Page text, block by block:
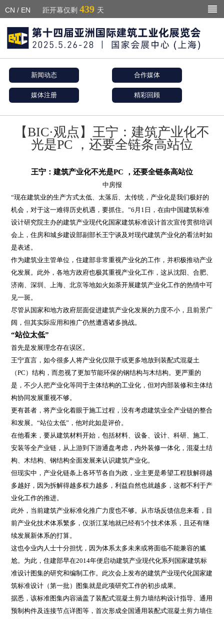
CN / EN 距开幕仅剩 439 天
新闻动态 合作媒体
媒体注册 精彩回顾
【BIC·观点】王宁：建筑产业化不
光是PC ，还要全链条高站位
王宁：建筑产业化不光是PC ，还要全链条高站位
中房报
“现在建筑业的生产方式太低、太落后、太传统，产业化是我们极好的
机会，对于这一难得历史机遇，要抓住。”6月1日，在由中国建筑标准
设计研究院主办的建筑产业现代化国家建筑标准设计首次宣传贯彻培训
会上，住房和城乡建设部副部长王宁谈及对现代建筑产业化的看法时如
是表述。
作为建筑业主管单位，住建部非常重视产业化的工作，并积极推动产业
化发展。此外，各地方政府也极其重视产业化工作，这从沈阳、合肥、
济南、深圳、上海、北京等地如火如荼开展建筑产业化工作的热情中可
见一斑。
尽管从国家和地方政府层面促进建筑产业化发展的力度不小，且前景广
阔，但其实际应用和推广仍然遭遇诸多挑战。
“站位太低”
首先是发展理念存在误区。
王宁直言，如今很多人将产业化仅限于或更多地放到装配式混凝土
（PC）结构，而忽视了更加节能环保的钢结构与木结构。更严重的
是，不少人把产业化等同于主体结构的工业化，但对内部装修和主体结
构协同发展重视不够。
更有甚者，将产业化着眼于施工过程，没有考虑建筑业全产业链的整合
和发展。“站位太低”，他对此如是评价。
在他看来，要从建筑材料开始，包括材料、设备、设计、科研、施工、
安装等全产业链，从上游到下游通盘考虑，内外装修一体化，混凝土结
构、木结构、钢结构全面发展来认识建筑产业化。
但现实中，产业化链条上各环节各自为政，业主更是希望工程肢解得越
多越好，因为拆解得越多权力越多，利益自然也就越多，这都不利于产
业化工作的推进。
此外，当前建筑产业标准化推广力度也不够。从市场反馈信息来看，目
前产业化技术体系繁多，仅浙江某地就已经有5个技术体系，且还有继
续发展新体系的打算。
这也令业内人士十分担忧，因为体系太多未来或将面临不能兼容的尴
尬。为此，住建部早在2014年便启动建筑产业现代化系列国家建筑标
准设计图集的研究和编制工作。此次会上发布的建筑产业现代化国家建
筑标准设计（第一批）图集就是此项研究工作的初步成果。
据悉，该标准图集内容涵盖了装配式混凝土剪力墙结构设计指导、通用
预制构件及连接节点详图等，首次形成全国通用装配式混凝土剪力墙住